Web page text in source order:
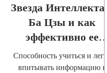
Звезда Интеллекта в
Ба Цзы и как
эффективно ее
использовать?
Способность учиться и легко
впитывать информацию в